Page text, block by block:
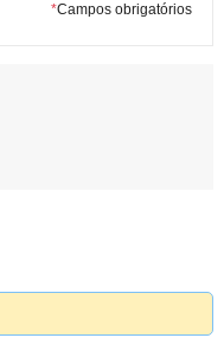
*Campos obrigatórios